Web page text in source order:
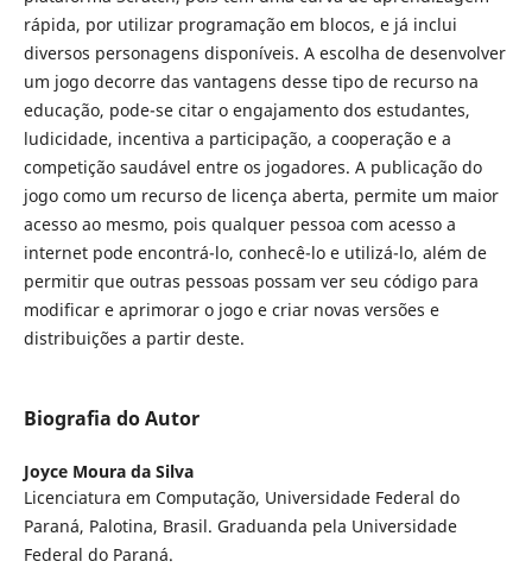
rápida, por utilizar programação em blocos, e já inclui
diversos personagens disponíveis. A escolha de desenvolver
um jogo decorre das vantagens desse tipo de recurso na
educação, pode-se citar o engajamento dos estudantes,
ludicidade, incentiva a participação, a cooperação e a
competição saudável entre os jogadores. A publicação do
jogo como um recurso de licença aberta, permite um maior
acesso ao mesmo, pois qualquer pessoa com acesso a
internet pode encontrá-lo, conhecê-lo e utilizá-lo, além de
permitir que outras pessoas possam ver seu código para
modificar e aprimorar o jogo e criar novas versões e
distribuições a partir deste.
Biografia do Autor
Joyce Moura da Silva
Licenciatura em Computação, Universidade Federal do
Paraná, Palotina, Brasil. Graduanda pela Universidade
Federal do Paraná.